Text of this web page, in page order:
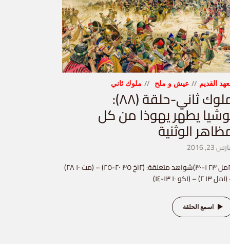
القديم عيش و ملح ملوك ثاني
ملوك ثاني-حلقة (٨٨):
يطهر يهوذا من كل
الوثنية
23, 2016
(٢مل ٢٣ ١-٣٠)شواهد متعلقة: (٢اخ ٣٥ ٢٠-٢٥) – (مت ١٠ ٢٨)
١٠ ١٣-١٤)
اسمع الحلقة